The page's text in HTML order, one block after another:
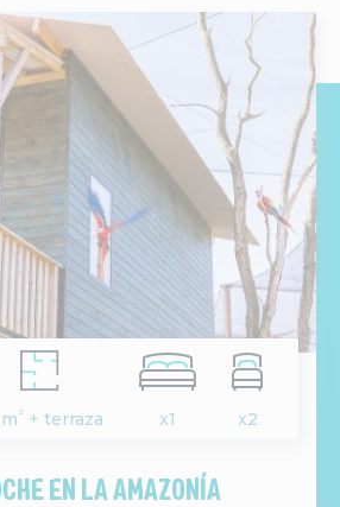
² + terraza x1 x2
EN LA AMAZONÍA